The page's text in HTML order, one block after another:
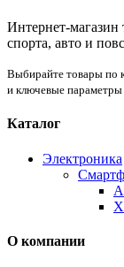
Интернет-магазин
спорта, авто и
Выбирайте товары по
и ключевые параметры
Каталог
Электроника
О компании